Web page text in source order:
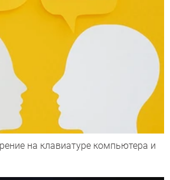
на клавиатуре компьютера и